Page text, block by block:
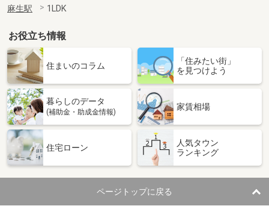
麻生駅
1LDK
お役立ち情報
住まいのコラム
「住みたい街」
を見つけよう
暮らしのデータ
(補助金・助成金情報)
家賃相場
住宅ローン
人気タウン
ランキング
ページトップに戻る